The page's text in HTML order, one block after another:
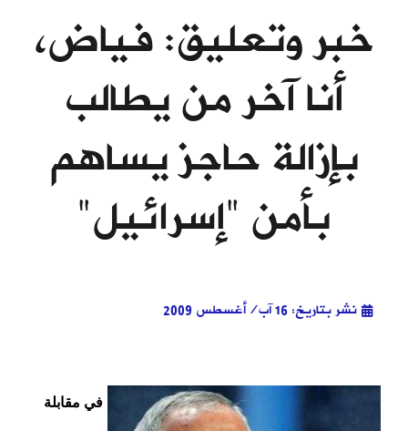
خبر وتعليق: فياض،
أنا آخر من يطالب
بإزالة حاجز يساهم
بأمن "إسرائيل"
نشر بتاريخ: 16 آب/أغسطس 2009
في مقابلة